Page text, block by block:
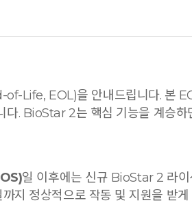
Life, EOL)을 안내드립니다. 본
. BioStar 2는 핵심 기능을 계승하
일 이후에는 신규 BioStar 2 라이
까지 정상적으로 작동 및 지원을 받